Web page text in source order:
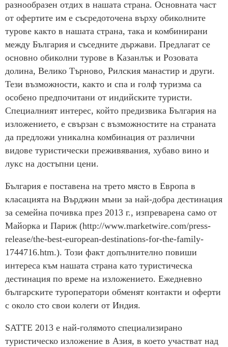
разнообразен отдих в нашата страна. Основната част
от офертите им е съсредоточена върху обиколните
турове както в нашата страна, така и комбинирани
между България и съседните държави. Предлагат се
основно обиколни турове в Казанлък и Розовата
долина, Велико Търново, Рилския манастир и други.
Тези възможности, както и спа и голф туризма са
особено предпочитани от индийските туристи.
Специалният интерес, който предизвика България на
изложението, е свързан с възможностите на страната
да предложи уникална комбинация от различни
видове туристически преживявания, хубаво вино и
лукс на достъпни цени.
България е поставена на трето място в Европа в
класацията на Върджин мъни за най-добра дестинация
за семейна почивка през 2013 г., изпреварена само от
Майорка и Париж (http://www.marketwire.com/press-
release/the-best-european-destinations-for-the-family-
1744716.htm.). Този факт допълнително повиши
интереса към нашата страна като туристическа
дестинация по време на изложението. Ежедневно
българските туроператори обменят контакти и оферти
с около сто свои колеги от Индия.
SATTE 2013 е най-голямото специализирано
туристическо изложение в Азия, в което участват над